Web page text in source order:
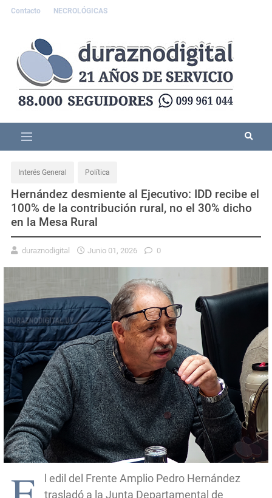
Contacto NECROLÓGICAS
Interés General Política
Hernández desmiente al Ejecutivo: IDD recibe el
100% de la contribución rural, no el 30% dicho
en la Mesa Rural
duraznodigital Junio 01, 2026 0
l edil del Frente Amplio Pedro Hernández
trasladó a la Junta Departamental de